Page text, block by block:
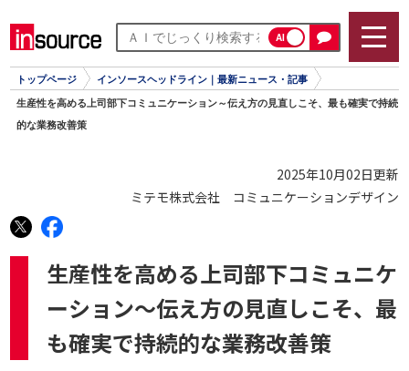
AI
トップページ インソースヘッドライン｜最新ニュース・記事
生産性を高める上司部下コミュニケーション～伝え方の見直しこそ、最も確実で持続
的な業務改善策
2025年10月02日更新
ミテモ株式会社 コミュニケーションデザイン
生産性を高める上司部下コミュニケ
ーション～伝え方の見直しこそ、最
も確実で持続的な業務改善策